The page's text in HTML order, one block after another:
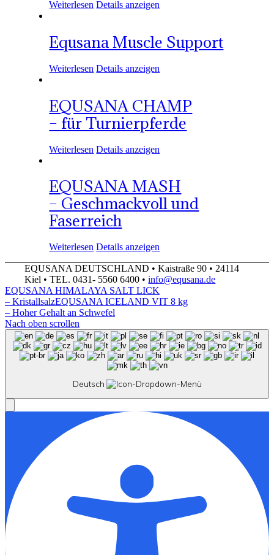
Weiterlesen Details anzeigen
Equsana Muscle Support
Weiterlesen Details anzeigen
EQUSANA CHAMP
– für Turnierpferde
Weiterlesen Details anzeigen
EQUSANA MASH
– Geschmackvoll und
Faserreich
Weiterlesen Details anzeigen
EQUSANA DEUTSCHLAND • Kaistraße 90 • 24114
Kiel • TEL. 0431- 5560 6400 •info@equsana.de
EQUSANA HIMALAYA SALT LICK
– KristallsalzEQUSANA ICELAND VIT 8 kg
– Hoher Gehalt an Schwefel
Nach oben scrollen
Deutsch